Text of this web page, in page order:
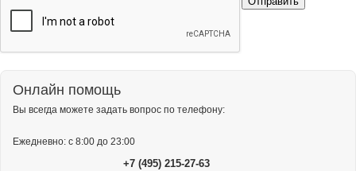
Онлайн помощь
Вы всегда можете задать вопрос по телефону:
Ежедневно: с 8:00 до 23:00
+7 (495) 215-27-63